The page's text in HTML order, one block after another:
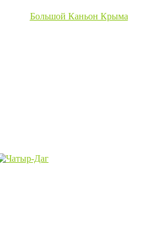
Большой Каньон Крыма